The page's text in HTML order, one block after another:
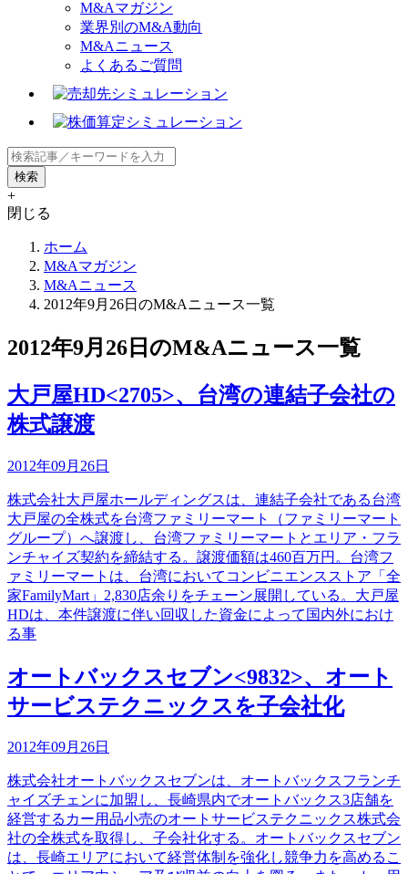
M&Aマガジン
業界別のM&A動向
M&Aニュース
よくあるご質問
+
閉じる
ホーム
M&Aマガジン
M&Aニュース
2012年9月26日のM&Aニュース一覧
2012年9月26日のM&Aニュース一覧
大戸屋HD<2705>、台湾の連結子会社の
株式譲渡
2012年09月26日
株式会社大戸屋ホールディングスは、連結子会社である台湾
大戸屋の全株式を台湾ファミリーマート（ファミリーマート
グループ）へ譲渡し、台湾ファミリーマートとエリア・フラ
ンチャイズ契約を締結する。譲渡価額は460百万円。台湾フ
ァミリーマートは、台湾においてコンビニエンスストア「全
家FamilyMart」2,830店余りをチェーン展開している。大戸屋
HDは、本件譲渡に伴い回収した資金によって国内外におけ
る事
オートバックスセブン<9832>、オート
サービステクニックスを子会社化
2012年09月26日
株式会社オートバックスセブンは、オートバックスフランチ
ャイズチェンに加盟し、長崎県内でオートバックス3店舗を
経営するカー用品小売のオートサービステクニックス株式会
社の全株式を取得し、子会社化する。オートバックスセブン
は、長崎エリアにおいて経営体制を強化し競争力を高めるこ